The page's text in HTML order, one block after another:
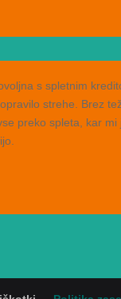
s spletnim
strehe. Brez
preko spleta, kar mi